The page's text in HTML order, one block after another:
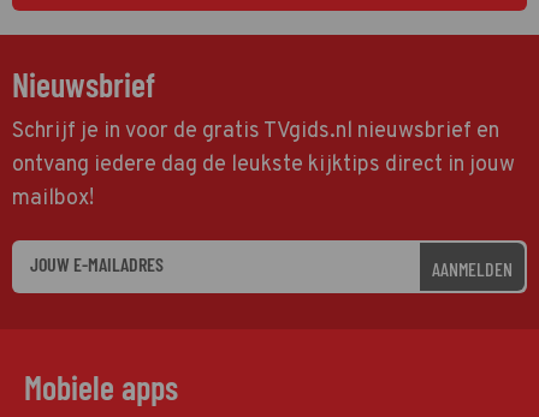
Nieuwsbrief
Schrijf je in voor de gratis TVgids.nl nieuwsbrief en
ontvang iedere dag de leukste kijktips direct in jouw
mailbox!
AANMELDEN
Mobiele apps